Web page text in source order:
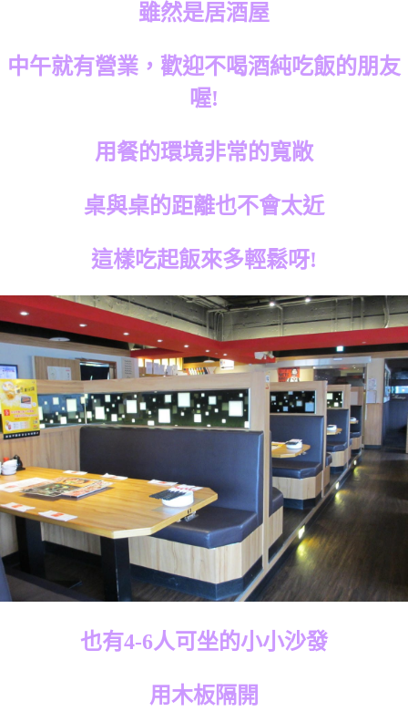
雖然是居酒屋
中午就有營業，歡迎不喝酒純吃飯的朋友
喔!
用餐的環境非常的寬敞
桌與桌的距離也不會太近
這樣吃起飯來多輕鬆呀!
也有4-6人可坐的小小沙發
用木板隔開